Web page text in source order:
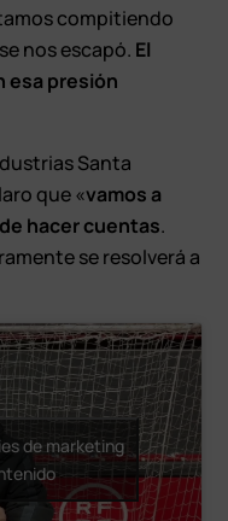
compitiendo
nos escapó. El
esa presión
Santa
que «vamos a
hacer cuentas.
se resolverá a
de marketing